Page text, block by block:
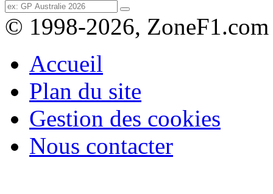
© 1998-2026, ZoneF1.com
Accueil
Plan du site
Gestion des cookies
Nous contacter